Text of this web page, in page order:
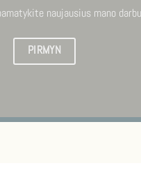
naujausius mano
PIRMYN